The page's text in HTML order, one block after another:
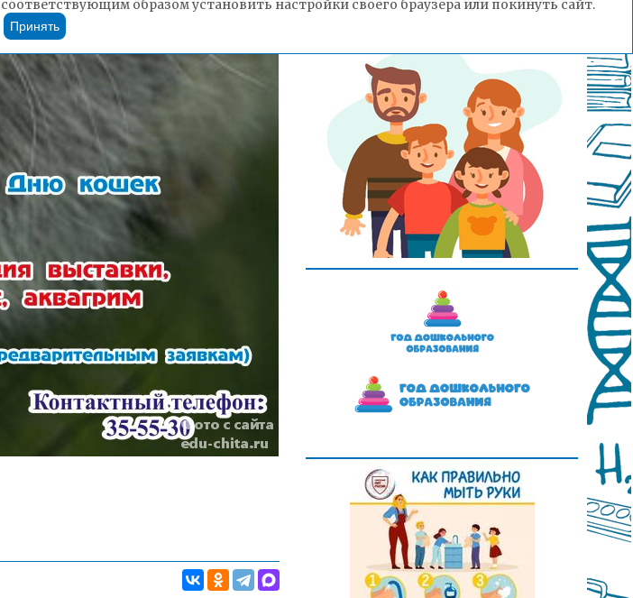
образом установить настройки своего браузера или покинуть сайт.
Принять